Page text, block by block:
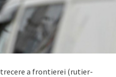
trecere a frontierei (rutier-